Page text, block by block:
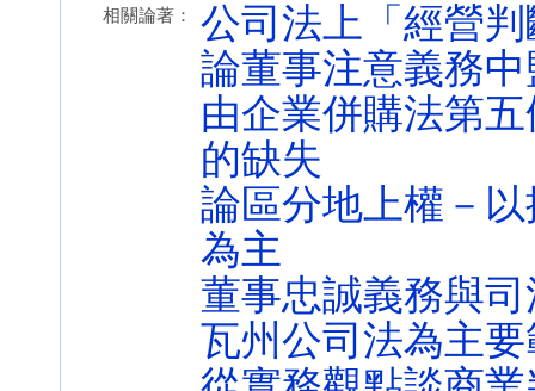
相關論著：
公司法上「經營
論董事注意義務
由企業併購法第
的缺失
論區分地上權－
為主
董事忠誠義務與
瓦州公司法為主